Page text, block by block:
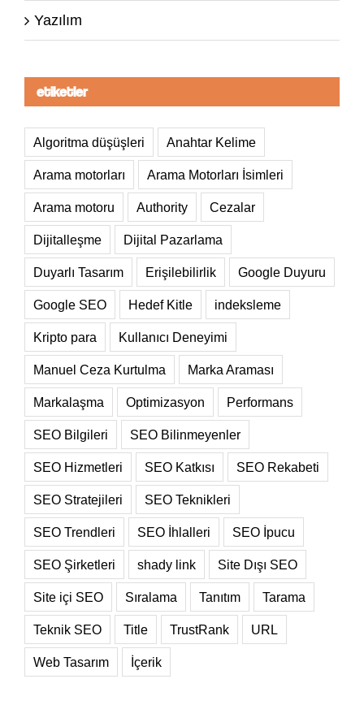
Yazılım
etiketler
Algoritma düşüşleri Anahtar Kelime
Arama motorları Arama Motorları İsimleri
Arama motoru Authority Cezalar
Dijitalleşme Dijital Pazarlama
Duyarlı Tasarım Erişilebilirlik Google Duyuru
Google SEO Hedef Kitle indeksleme
Kripto para Kullanıcı Deneyimi
Manuel Ceza Kurtulma Marka Araması
Markalaşma Optimizasyon Performans
SEO Bilgileri SEO Bilinmeyenler
SEO Hizmetleri SEO Katkısı SEO Rekabeti
SEO Stratejileri SEO Teknikleri
SEO Trendleri SEO İhlalleri SEO İpucu
SEO Şirketleri shady link Site Dışı SEO
Site içi SEO Sıralama Tanıtım Tarama
Teknik SEO Title TrustRank URL
Web Tasarım İçerik